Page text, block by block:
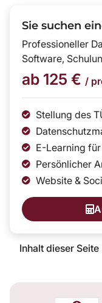
Sie suchen
Professioneller
Software,
ab 125 € /
Stellung des
E-Learning
Persönlicher
Website &
Inhalt dieser Seite